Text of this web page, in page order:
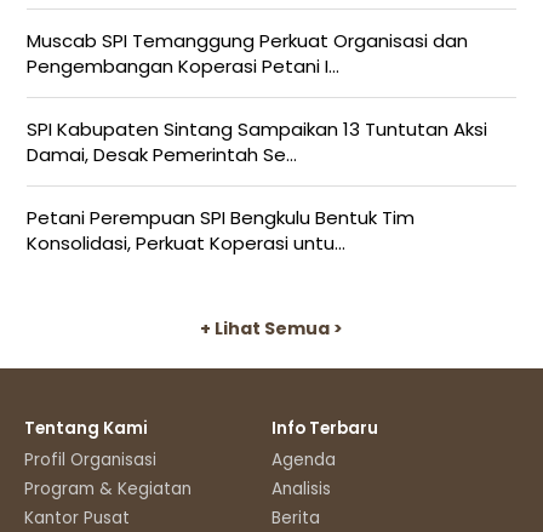
Muscab SPI Temanggung Perkuat Organisasi dan
Pengembangan Koperasi Petani I...
SPI Kabupaten Sintang Sampaikan 13 Tuntutan Aksi
Damai, Desak Pemerintah Se...
Petani Perempuan SPI Bengkulu Bentuk Tim
Konsolidasi, Perkuat Koperasi untu...
+ Lihat Semua >
Tentang Kami
Profil Organisasi
Program & Kegiatan
Kantor Pusat
Info Terbaru
Agenda
Analisis
Berita